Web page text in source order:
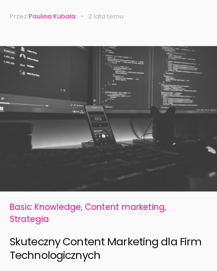
Przez Paulina Kubala 2 lata temu
Basic Knowledge, Content marketing,
Strategia
Skuteczny Content Marketing dla Firm
Technologicznych